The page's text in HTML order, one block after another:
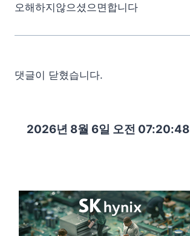
오해하지않으셨으면합니다
댓글이 닫혔습니다.
2026년 8월 6일 오전 07:20:49